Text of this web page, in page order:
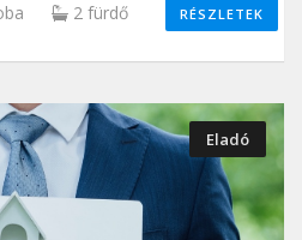
2 fürdő RÉSZLETEK
Eladó